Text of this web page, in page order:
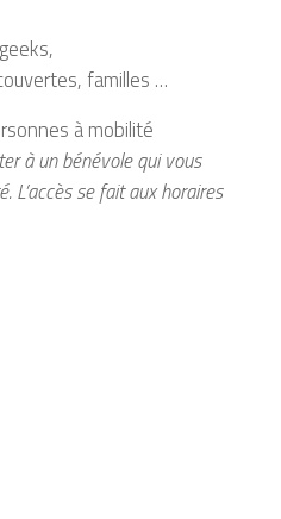
familles …
à mobilité
à un bénévole qui vous
L’accès se fait aux horaires